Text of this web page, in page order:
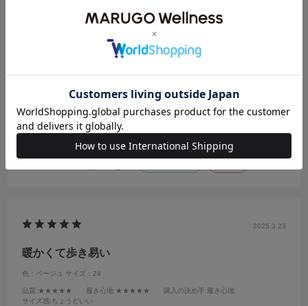
no name
年代:50代 足の幅: 細身 性別: 女性 甲の高さ:
普段お履きの靴のサイズ:
長い長い冬を乗り切るブーツを探していました。
足袋ブーツにフワモコがついてなんて可愛いこと！サイズは幅狭甲薄
着用が和装時メインなので、靴下も薄手で良いことを加味して選びま
した。
ダークブラウンは紺地の紬に合わせやすくお気に入りになりました。
2025.3.23
暖かくて歩き易い
色：ベージュ サイズ：24
品質:★★★★★ 履き心地:★★★★★ 購入の決め手 :履き心地
サイズ感:ちょうどいい